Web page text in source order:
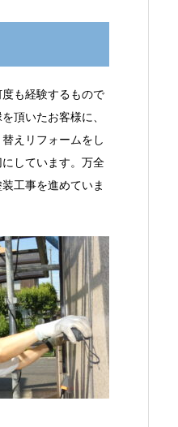
も経験するもので
頂いたお客様に、
えリフォームをし
しています。万全
工事を進めていま